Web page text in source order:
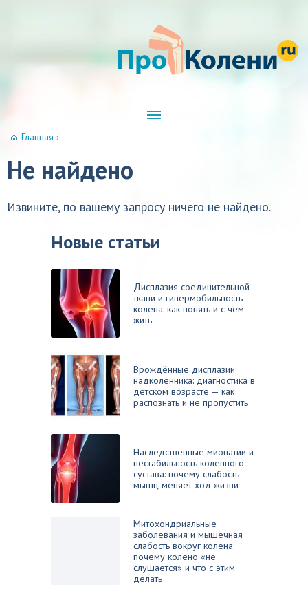
Главная ›
Не найдено
Извините, по вашему запросу ничего не найдено.
Новые статьи
Дисплазия соединительной
ткани и гипермобильность
колена: как понять и с чем
жить
Врождённые дисплазии
надколенника: диагностика в
детском возрасте — как
распознать и не пропустить
Наследственные миопатии и
нестабильность коленного
сустава: почему слабость
мышц меняет ход жизни
Митохондриальные
заболевания и мышечная
слабость вокруг колена:
почему колено «не
слушается» и что с этим
делать